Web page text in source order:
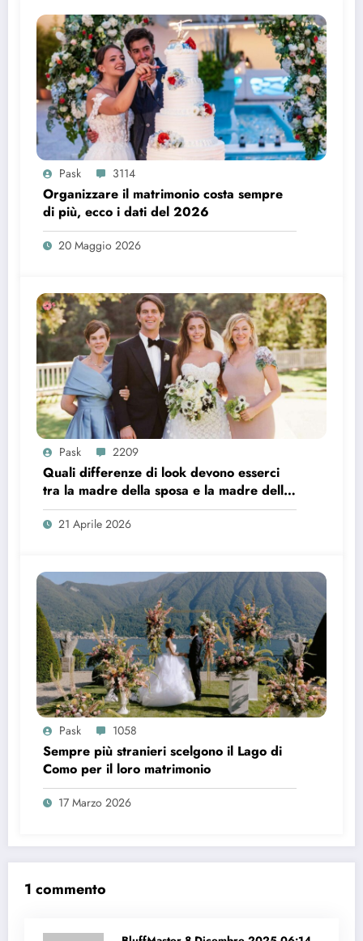
Pask 3114
Organizzare il matrimonio costa sempre
di più, ecco i dati del 2026
20 Maggio 2026
Pask 2209
Quali differenze di look devono esserci
tra la madre della sposa e la madre dello
sposo?
21 Aprile 2026
Pask 1058
Sempre più stranieri scelgono il Lago di
Como per il loro matrimonio
17 Marzo 2026
1 commento